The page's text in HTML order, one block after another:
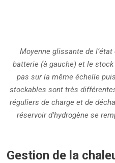
Moyenne glissante de
batterie (à gauche) et le stock
pas sur la même échelle
stockables sont très
réguliers de charge et de
réservoir d’hydrogène se
Gestion de la